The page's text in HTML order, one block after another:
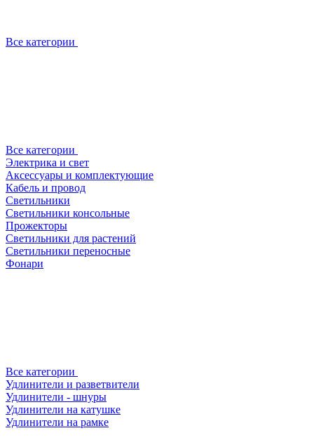
Все категории
Все категории
Электрика и свет
Аксессуары и комплектующие
Кабель и провод
Светильники
Светильники консольные
Прожекторы
Светильники для растений
Светильники переносные
Фонари
Все категории
Удлинители и разветвители
Удлинители - шнуры
Удлинители на катушке
Удлинители на рамке